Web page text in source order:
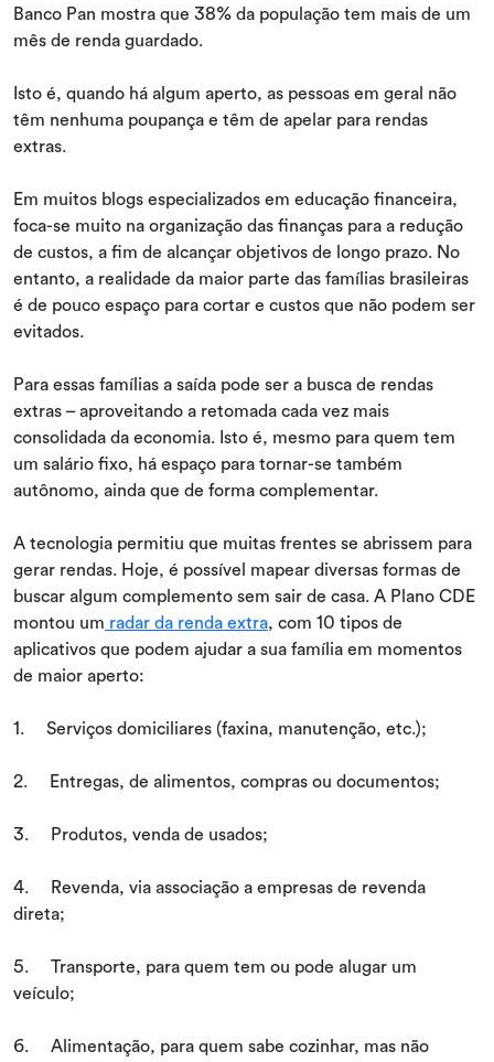
Banco Pan mostra que 38% da população tem mais de um
mês de renda guardado.
Isto é, quando há algum aperto, as pessoas em geral não
têm nenhuma poupança e têm de apelar para rendas
extras.
Em muitos blogs especializados em educação financeira,
foca-se muito na organização das finanças para a redução
de custos, a fim de alcançar objetivos de longo prazo. No
entanto, a realidade da maior parte das famílias brasileiras
é de pouco espaço para cortar e custos que não podem ser
evitados.
Para essas famílias a saída pode ser a busca de rendas
extras – aproveitando a retomada cada vez mais
consolidada da economia. Isto é, mesmo para quem tem
um salário fixo, há espaço para tornar-se também
autônomo, ainda que de forma complementar.
A tecnologia permitiu que muitas frentes se abrissem para
gerar rendas. Hoje, é possível mapear diversas formas de
buscar algum complemento sem sair de casa. A Plano CDE
montou um radar da renda extra, com 10 tipos de
aplicativos que podem ajudar a sua família em momentos
de maior aperto:
1. Serviços domiciliares (faxina, manutenção, etc.);
2. Entregas, de alimentos, compras ou documentos;
3. Produtos, venda de usados;
4. Revenda, via associação a empresas de revenda
direta;
5. Transporte, para quem tem ou pode alugar um
veículo;
6. Alimentação, para quem sabe cozinhar, mas não